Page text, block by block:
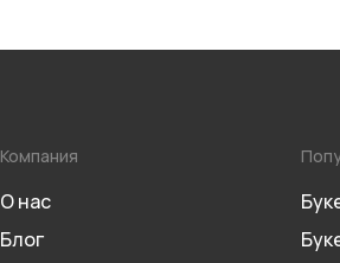
Компания
О нас
Блог